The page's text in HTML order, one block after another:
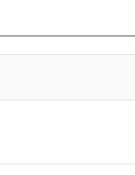
PARA RECIBIR